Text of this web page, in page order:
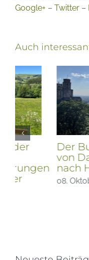
Google+ – Twitter –
Auch
Der
von
nach
08. Oktober 2023
Neueste